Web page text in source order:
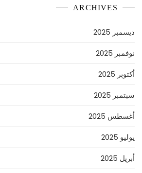
ARCHIVES
ديسمبر 2025
نوفمبر 2025
أكتوبر 2025
سبتمبر 2025
أغسطس 2025
يوليو 2025
أبريل 2025